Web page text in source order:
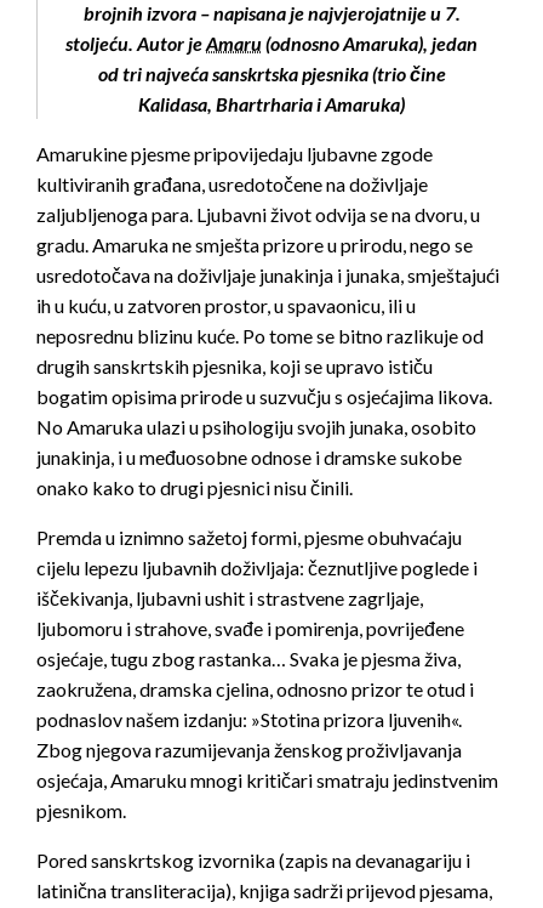
brojnih izvora – napisana je najvjerojatnije u 7.
stoljeću. Autor jeAmaru(odnosno Amaruka), jedan
od tri najveća sanskrtska pjesnika (trio čine
Kalidasa, Bhartrharia i Amaruka)
Amarukine pjesme pripovijedaju ljubavne zgode
kultiviranih građana, usredotočene na doživljaje
zaljubljenoga para. Ljubavni život odvija se na dvoru, u
gradu. Amaruka ne smješta prizore u prirodu, nego se
usredotočava na doživljaje junakinja i junaka, smještajući
ih u kuću, u zatvoren prostor, u spavaonicu, ili u
neposrednu blizinu kuće. Po tome se bitno razlikuje od
drugih sanskrtskih pjesnika, koji se upravo ističu
bogatim opisima prirode u suzvučju s osjećajima likova.
No Amaruka ulazi u psihologiju svojih junaka, osobito
junakinja, i u međuosobne odnose i dramske sukobe
onako kako to drugi pjesnici nisu činili.
Premda u iznimno sažetoj formi, pjesme obuhvaćaju
cijelu lepezu ljubavnih doživljaja: čeznutljive poglede i
iščekivanja, ljubavni ushit i strastvene zagrljaje,
ljubomoru i strahove, svađe i pomirenja, povrijeđene
osjećaje, tugu zbog rastanka… Svaka je pjesma živa,
zaokružena, dramska cjelina, odnosno prizor te otud i
podnaslov našem izdanju: »Stotina prizora ljuvenih«.
Zbog njegova razumijevanja ženskog proživljavanja
osjećaja, Amaruku mnogi kritičari smatraju jedinstvenim
pjesnikom.
Pored sanskrtskog izvornika (zapis na devanagariju i
latinična transliteracija), knjiga sadrži prijevod pjesama,